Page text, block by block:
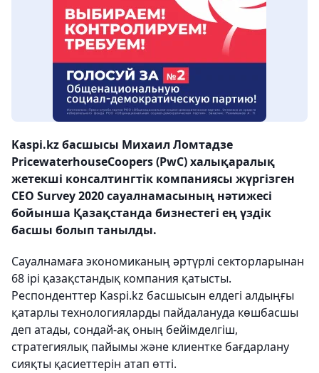
Kaspi.kz басшысы Михаил Ломтадзе
PricewaterhouseCoopers (PwC) халықаралық
жетекші консалтингтік компаниясы жүргізген
СЕО Survey 2020 сауалнамасының нәтижесі
бойынша Қазақстанда бизнестегі ең үздік
басшы болып танылды.
Сауалнамаға экономиканың әртүрлі секторларынан
68 ірі қазақстандық компания қатысты.
Респонденттер Kaspi.kz басшысын елдегі алдыңғы
қатарлы технологияларды пайдалануда көшбасшы
деп атады, сондай-ақ оның бейімделгіш,
стратегиялық пайымы және клиентке бағдарлану
сияқты қасиеттерін атап өтті.